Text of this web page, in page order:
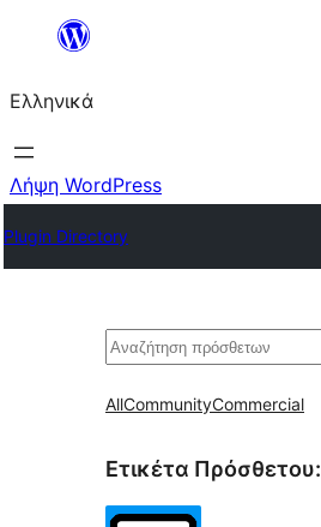
Μετάβαση
περιεχόμενο
Ελληνικά
Λήψη WordPress
Plugin Directory
Αναζήτηση
AllCommunityCommercial
Ετικέτα Πρόσθετου: